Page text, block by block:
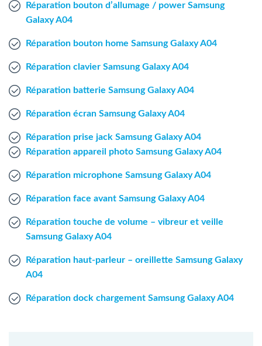
Réparation bouton d’allumage / power Samsung
Galaxy A04
Réparation bouton home Samsung Galaxy A04
Réparation clavier Samsung Galaxy A04
Réparation batterie Samsung Galaxy A04
Réparation écran Samsung Galaxy A04
Réparation prise jack Samsung Galaxy A04
Réparation appareil photo Samsung Galaxy A04
Réparation microphone Samsung Galaxy A04
Réparation face avant Samsung Galaxy A04
Réparation touche de volume – vibreur et veille
Samsung Galaxy A04
Réparation haut-parleur – oreillette Samsung Galaxy
A04
Réparation dock chargement Samsung Galaxy A04